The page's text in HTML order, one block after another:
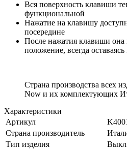
Вся поверхность клавиши
функциональной
Нажатие на клавишу
посередине
После нажатия клавиши она
положение, всегда
Страна производства всех
Now и их комплектующих
Характеристики
Артикул
Страна производитель
Тип изделия